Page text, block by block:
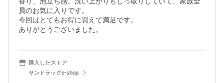
員のお気に入りです。
今回はとてもお得に買えて満足です。
ありがとうございました。
購入したストア
サンドラッグe-shop